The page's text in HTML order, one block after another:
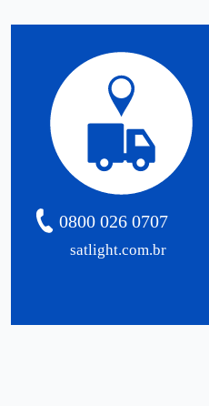
satlight.com.br
0800 026 0707